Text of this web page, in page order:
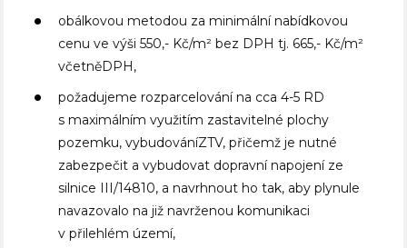
obálkovou metodou za minimální nabídkovou
cenu ve výši 550,- Kč/m² bez DPH tj. 665,- Kč/m²
včetněDPH,
požadujeme rozparcelování na cca 4-5 RD
s maximálním využitím zastavitelné plochy
pozemku, vybudováníZTV, přičemž je nutné
zabezpečit a vybudovat dopravní napojení ze
silnice III/14810, a navrhnout ho tak, aby plynule
navazovalo na již navrženou komunikaci
v přilehlém území,